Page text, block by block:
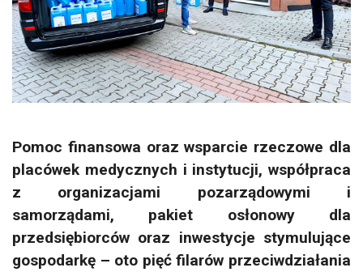
Pomoc finansowa oraz wsparcie rzeczowe dla
placówek medycznych i instytucji, współpraca
z organizacjami pozarządowymi i
samorządami, pakiet osłonowy dla
przedsiębiorców oraz inwestycje stymulujące
gospodarkę – oto pięć filarów przeciwdziałania